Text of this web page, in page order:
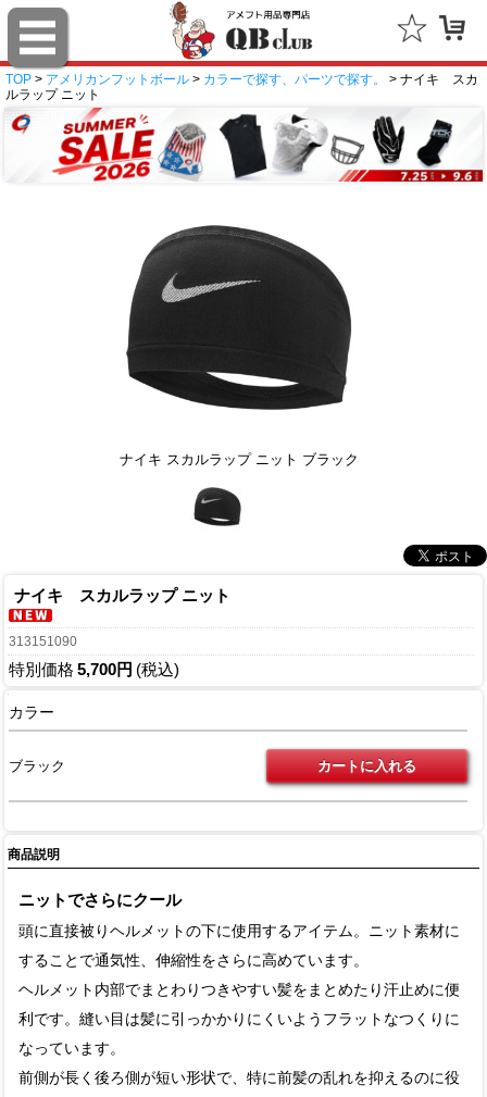
TOP > アメリカンフットボール > カラーで探す、パーツで探す。
> ナイキ スカ
ルラップ ニット
ナイキ スカルラップ ニット ブラック
ナイキ スカルラップ ニット
313151090
特別価格 5,700円 (税込)
カラー
ブラック
商品説明
ニットでさらにクール
頭に直接被りヘルメットの下に使用するアイテム。ニット素材に
することで通気性、伸縮性をさらに高めています。
ヘルメット内部でまとわりつきやすい髪をまとめたり汗止めに便
利です。縫い目は髪に引っかかりにくいようフラットなつくりに
なっています。
前側が長く後ろ側が短い形状で、特に前髪の乱れを抑えるのに役